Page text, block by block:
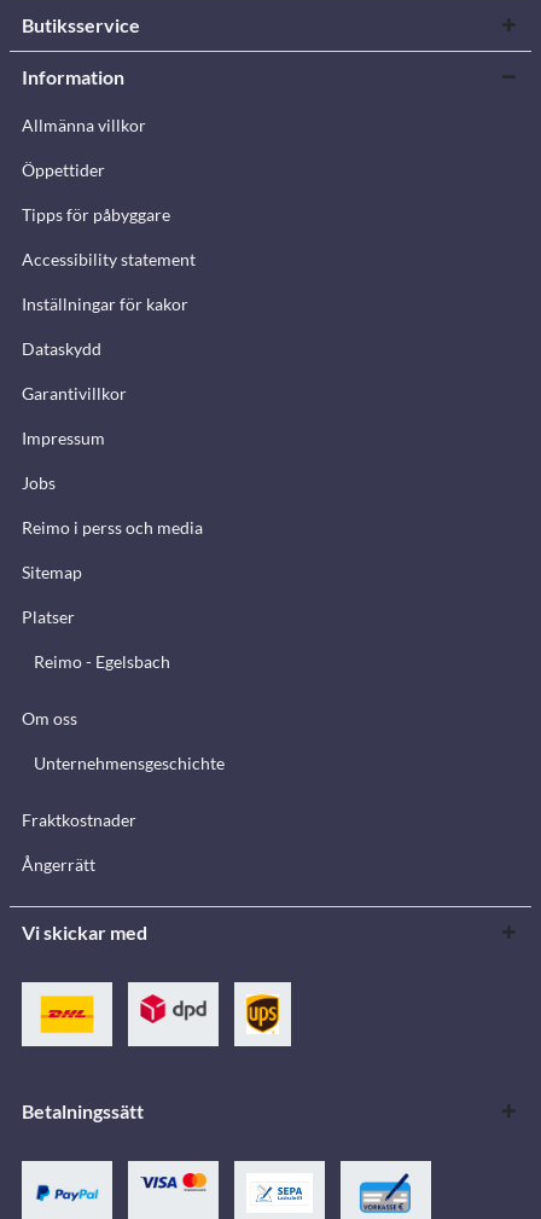
Butiksservice
Information
Allmänna villkor
Öppettider
Tipps för påbyggare
Accessibility statement
Inställningar för kakor
Dataskydd
Garantivillkor
Impressum
Jobs
Reimo i perss och media
Sitemap
Platser
Reimo - Egelsbach
Om oss
Unternehmensgeschichte
Fraktkostnader
Ångerrätt
Vi skickar med
Betalningssätt